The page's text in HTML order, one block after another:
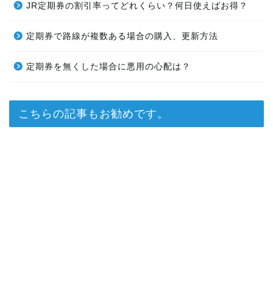
JR定期券の割引率ってどれくらい？何日使えばお得？
定期券で路線が複数ある場合の購入、更新方法
定期券を無くした場合に悪用の心配は？
こちらの記事もお勧めです。